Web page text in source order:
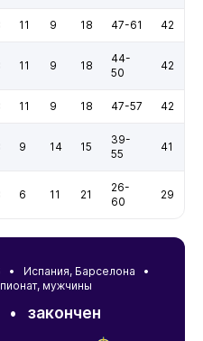
11 9 18 47-61 42
11 9 18
44-
50
42
11 9 18 47-57 42
9 14 15
39-
55
41
6 11 21
26-
60
29
• Испания, Барселона •
мужчины
•закончен